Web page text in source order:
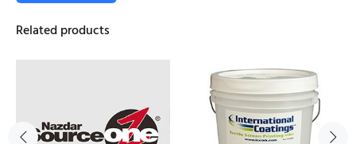
Related products